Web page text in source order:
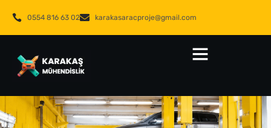
0554 816 63 02 karakasaracproje@gmail.com